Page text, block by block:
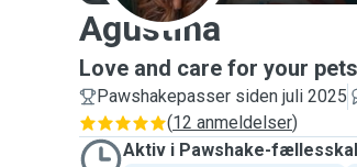
Agustina
Love and care for your
Pawshakepasser siden juli 2025
(12 anmeldelser)
Aktiv i Pawshake-